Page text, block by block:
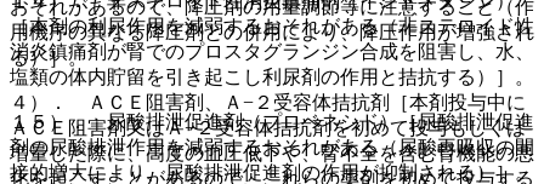
［本剤の利尿作用を減弱するおそれがある（非ステロイド性
消炎鎮痛剤が腎でのプロスタグランジン合成を阻害し、水、
塩類の体内貯留を引き起こし利尿剤の作用と拮抗する）］。
１５）． 尿酸排泄促進剤（プロベネシド）［尿酸排泄促進
剤の尿酸排泄作用を減弱するおそれがある（尿酸再吸収の間
接的増大により、尿酸排泄促進剤の作用が抑制される）］。
おそれがあるので、降圧剤の用量調節等に注意すること（作
用機序の異なる降圧剤との併用により、降圧作用が増強され
る）］。
４）． ＡＣＥ阻害剤、Ａ−２受容体拮抗剤［本剤投与中に
ＡＣＥ阻害剤又はＡ−２受容体拮抗剤を初めて投与もしくは
増量した際に、高度の血圧低下や、腎不全を含む腎機能の悪
化を起こすことがあるので、これらの薬剤を初めて投与する